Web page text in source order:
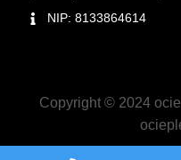
NIP: 8133864614
Copyright © 2024